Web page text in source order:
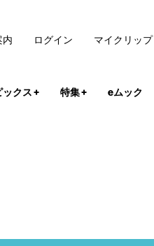
ックス+ 特集+ eムック
内 ログイン マイクリップ